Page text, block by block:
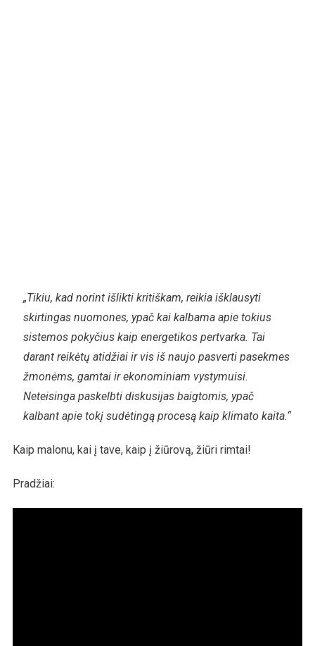
„Tikiu, kad norint išlikti kritiškam, reikia išklausyti
skirtingas nuomones, ypač kai kalbama apie tokius
sistemos pokyčius kaip energetikos pertvarka. Tai
darant reikėtų atidžiai ir vis iš naujo pasverti pasekmes
žmonėms, gamtai ir ekonominiam vystymuisi.
Neteisinga paskelbti diskusijas baigtomis, ypač
kalbant apie tokį sudėtingą procesą kaip klimato kaita.“
Kaip malonu, kai į tave, kaip į žiūrovą, žiūri rimtai!
Pradžiai: